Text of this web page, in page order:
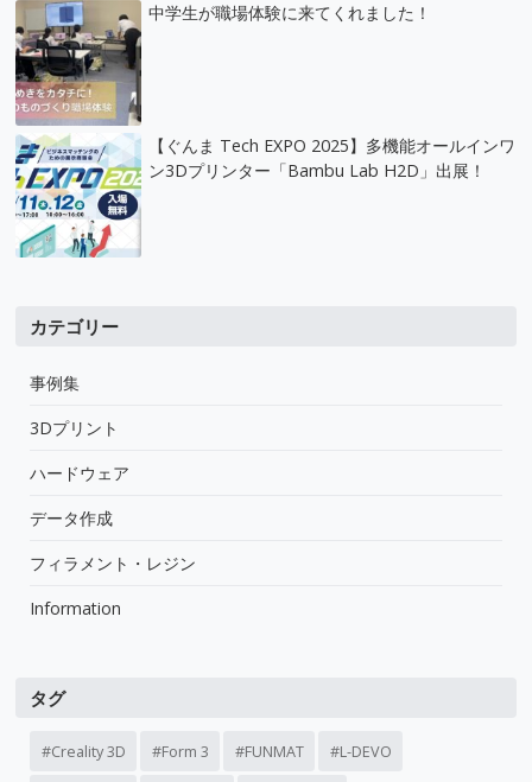
中学生が職場体験に来てくれました！
【ぐんま Tech EXPO 2025】多機能オールインワ
ン3Dプリンター「Bambu Lab H2D」出展！
カテゴリー
事例集
3Dプリント
ハードウェア
データ作成
フィラメント・レジン
Information
タグ
Creality 3D Form 3 FUNMAT L-DEVO